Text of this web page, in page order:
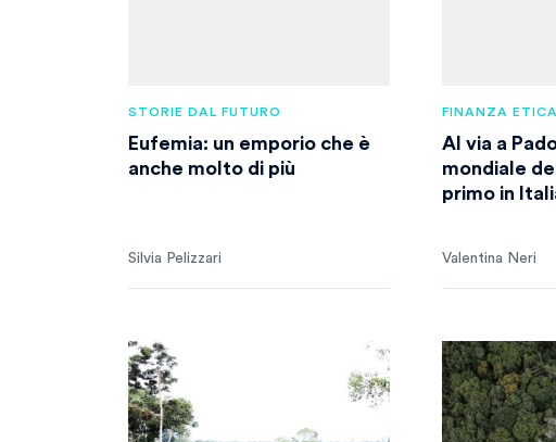
STORIE DAL FUTURO
Eufemia: un emporio che è
anche molto di più
Silvia Pelizzari
FINANZA ETICA
Al via a
mondiale
primo in
Valentina Neri